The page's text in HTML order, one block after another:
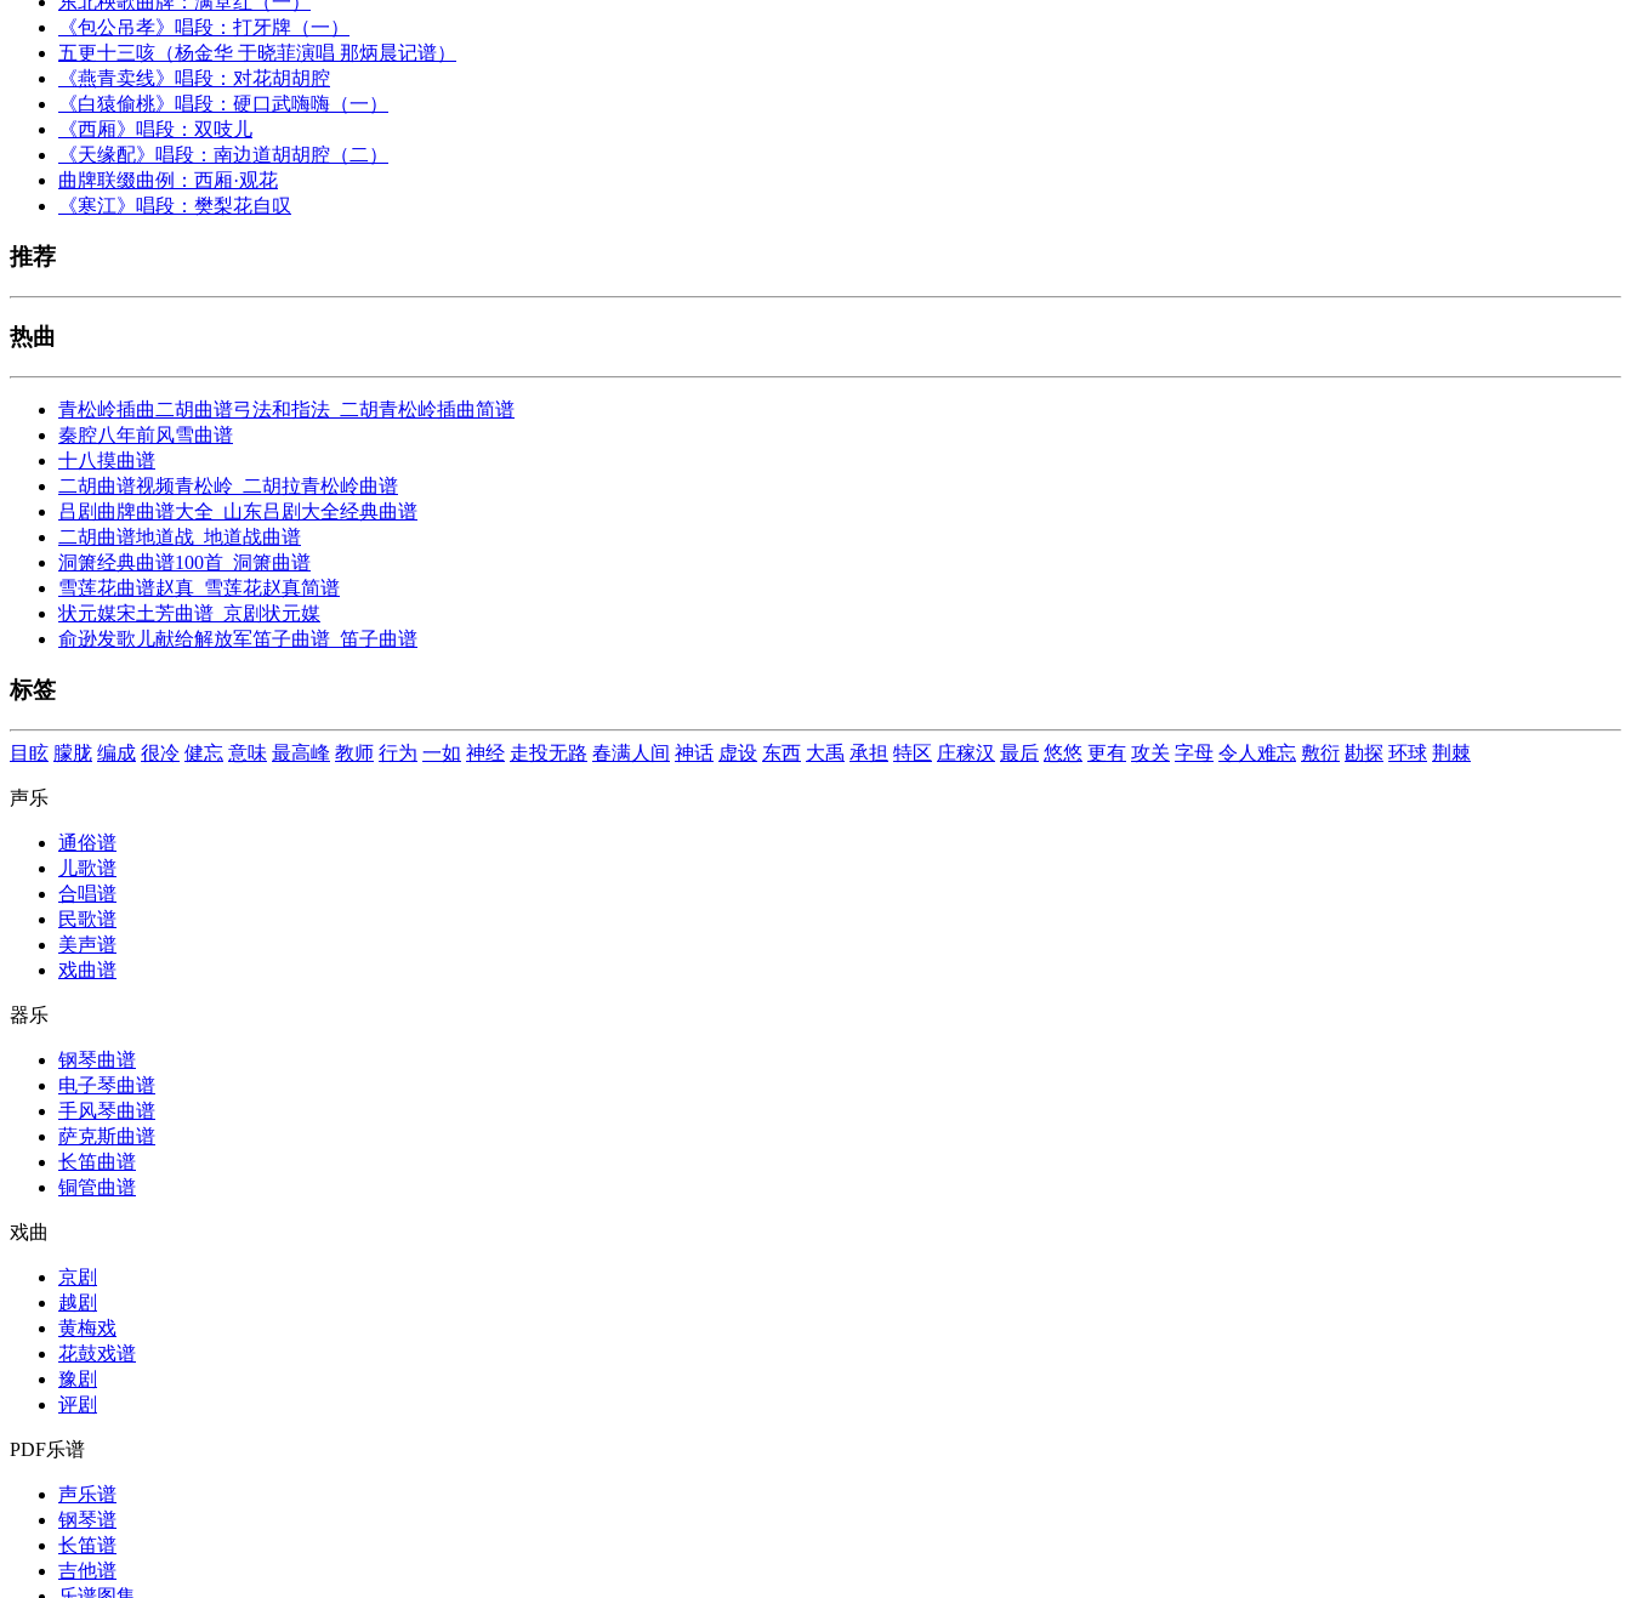
《包公吊孝》唱段：打牙牌（一）
五更十三咳（杨金华 于晓菲演唱 那炳晨记谱）
《燕青卖线》唱段：对花胡胡腔
《白猿偷桃》唱段：硬口武嗨嗨（一）
《西厢》唱段：双吱儿
《天缘配》唱段：南边道胡胡腔（二）
曲牌联缀曲例：西厢·观花
《寒江》唱段：樊梨花自叹
推荐
热曲
青松岭插曲二胡曲谱弓法和指法_二胡青松岭插曲简谱
秦腔八年前风雪曲谱
十八摸曲谱
二胡曲谱视频青松岭_二胡拉青松岭曲谱
吕剧曲牌曲谱大全_山东吕剧大全经典曲谱
二胡曲谱地道战_地道战曲谱
洞箫经典曲谱100首_洞箫曲谱
雪莲花曲谱赵真_雪莲花赵真简谱
状元媒宋土芳曲谱_京剧状元媒
俞逊发歌儿献给解放军笛子曲谱_笛子曲谱
标签
目眩 朦胧 编成 很冷 健忘 意味 最高峰 教师 行为 一如 神经 走投无路 春满人间 神话 虚设 东西 大禹 承担 特区 庄稼汉 最后 悠悠 更有 攻关 字母 令人难忘 敷衍 勘探 环球 荆棘
声乐
通俗谱
儿歌谱
合唱谱
民歌谱
美声谱
戏曲谱
器乐
钢琴曲谱
电子琴曲谱
手风琴曲谱
萨克斯曲谱
长笛曲谱
铜管曲谱
戏曲
京剧
越剧
黄梅戏
花鼓戏谱
豫剧
评剧
PDF乐谱
声乐谱
钢琴谱
长笛谱
吉他谱